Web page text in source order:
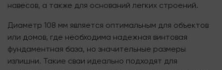
навесов, а также для оснований легких строений.
Диаметр 108 мм является оптимальным для объектов
или домов, где необходима надежная винтовая
фундаментная база, но значительные размеры
излишни. Такие сваи идеально подходят для